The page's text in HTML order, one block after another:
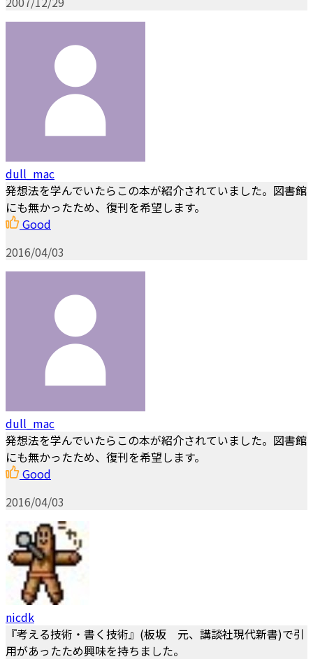
dull_mac
発想法を学んでいたらこの本が紹介されていました。図書館
にも無かったため、復刊を希望します。
Good
2016/04/03
dull_mac
発想法を学んでいたらこの本が紹介されていました。図書館
にも無かったため、復刊を希望します。
Good
2016/04/03
nicdk
『考える技術・書く技術』(板坂 元、講談社現代新書)で引
用があったため興味を持ちました。